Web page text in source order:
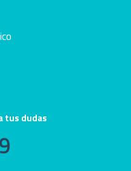
tus dudas